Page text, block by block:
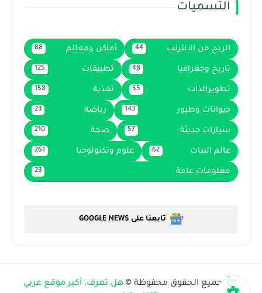
التسميات
الربح من الانترنت 44 أماكن ومعالم 88
تاريخ وجغرافيا 48 تطبيقات 125
تطويرالذات 55 تغذية 158
حيوانات وطيور 143 رياضة 23
سيارات حديثة 57 صحة 210
عالم النبات 62 علوم وتكنولوجيا 261
معلومات عامة 23
تابعنا على GOOGLE NEWS
جميع الحقوق محفوظة © هل تعرف، أكبر موقع عربي